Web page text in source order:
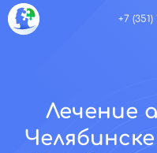
+7 (351)
Лечение